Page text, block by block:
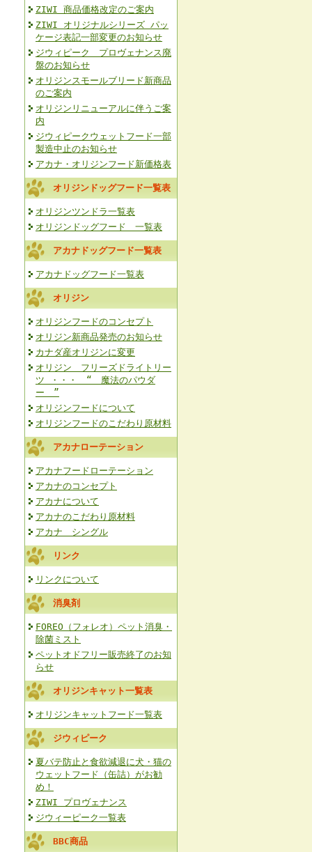
ZIWI 商品価格改定のご案内
ZIWI オリジナルシリーズ パッ
ケージ表記一部変更のお知らせ
ジウィピーク プロヴェナンス廃
盤のお知らせ
オリジンスモールブリード新商品
のご案内
オリジンリニューアルに伴うご案
内
ジウィピークウェットフード一部
製造中止のお知らせ
アカナ・オリジンフード新価格表
オリジンドッグフード一覧表
オリジンツンドラ一覧表
オリジンドッグフード 一覧表
アカナドッグフード一覧表
アカナドッグフード一覧表
オリジン
オリジンフードのコンセプト
オリジン新商品発売のお知らせ
カナダ産オリジンに変更
オリジン フリーズドライトリー
ツ ・・・ “ 魔法のパウダ
ー ”
オリジンフードについて
オリジンフードのこだわり原材料
アカナローテーション
アカナフードローテーション
アカナのコンセプト
アカナについて
アカナのこだわり原材料
アカナ シングル
リンク
リンクについて
消臭剤
FOREO（フォレオ）ペット消臭・
除菌ミスト
ペットオドフリー販売終了のお知
らせ
オリジンキャット一覧表
オリジンキャットフード一覧表
ジウィピーク
夏バテ防止と食欲減退に犬・猫の
ウェットフード（缶詰）がお勧
め！
ZIWI プロヴェナンス
ジウィーピーク一覧表
BBC商品